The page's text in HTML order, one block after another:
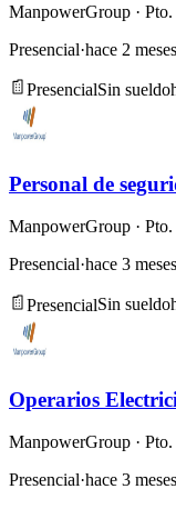
ManpowerGroup ·
Presencial·hace 2 meses
PresencialSin sueldo
Personal de
ManpowerGroup ·
Presencial·hace 3 meses
PresencialSin sueldo
Operarios
ManpowerGroup ·
Presencial·hace 3 meses